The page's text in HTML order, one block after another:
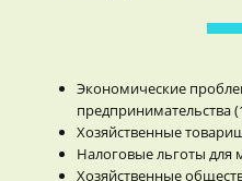
Экономические
предпринимательства
Хозяйственные
Налоговые льготы для
Хозяйственные